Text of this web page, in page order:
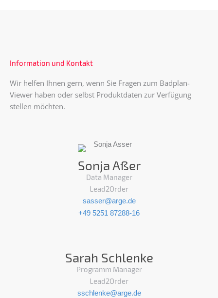
Information und Kontakt
Wir helfen Ihnen gern, wenn Sie Fragen zum Badplan-
Viewer haben oder selbst Produktdaten zur Verfügung
stellen möchten.
Sonja Aßer
Data Manager
Lead2Order
sasser@arge.de
+49 5251 87288-16
Sarah Schlenke
Programm Manager
Lead2Order
sschlenke@arge.de